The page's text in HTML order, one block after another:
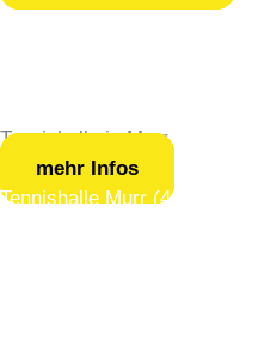
Tennishalle in Murr
mehr Infos
Tennishalle Murr (4 Plätze)